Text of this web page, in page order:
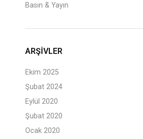
Basın & Yayın
ARŞIVLER
Ekim 2025
Şubat 2024
Eylül 2020
Şubat 2020
Ocak 2020